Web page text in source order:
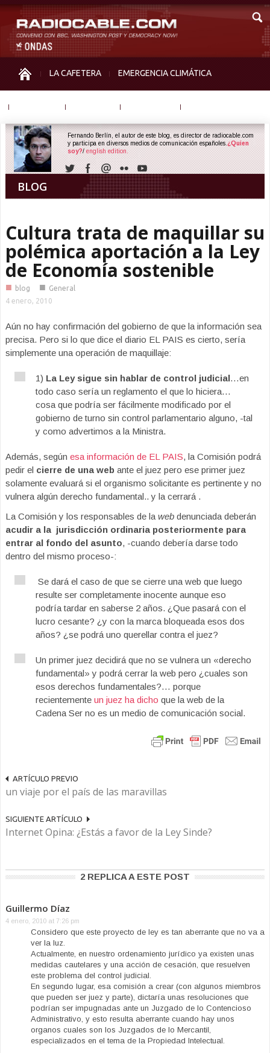
LA CAFETERA EMERGENCIA CLIMÁTICA
BLOG
Fernando Berlín, el autor de este blog, es director de radiocable.com
y participa en diversos medios de comunicación españoles. ¿Quien
soy?/ english edition.
Cultura trata de maquillar su
polémica aportación a la Ley
de Economía sostenible
■ blog ■ General
4 enero, 2010
Aún no hay confirmación del gobierno de que la información sea
precisa. Pero si lo que dice el diario EL PAIS es cierto, sería
simplemente una operación de maquillaje:
1) La Ley sigue sin hablar de control judicial…en
todo caso sería un reglamento el que lo hiciera…
cosa que podría ser fácilmente modificado por el
gobierno de turno sin control parlamentario alguno, -tal
y como advertimos a la Ministra.
Además, según esa información de EL PAIS, la Comisión podrá
pedir el cierre de una web ante el juez pero ese primer juez
solamente evaluará si el organismo solicitante es pertinente y no
vulnera algún derecho fundamental.. y la cerrará .
La Comisión y los responsables de la web denunciada deberán
acudir a la jurisdicción ordinaria posteriormente para
entrar al fondo del asunto, -cuando debería darse todo
dentro del mismo proceso-:
Se dará el caso de que se cierre una web que luego
resulte ser completamente inocente aunque eso
podría tardar en saberse 2 años. ¿Que pasará con el
lucro cesante? ¿y con la marca bloqueada esos dos
años? ¿se podrá uno querellar contra el juez?
Un primer juez decidirá que no se vulnera un «derecho
fundamental» y podrá cerrar la web pero ¿cuales son
esos derechos fundamentales?… porque
recientemente un juez ha dicho que la web de la
Cadena Ser no es un medio de comunicación social.
ARTÍCULO PREVIO
un viaje por el país de las maravillas
SIGUIENTE ARTÍCULO
Internet Opina: ¿Estás a favor de la Ley Sinde?
2 REPLICA A ESTE POST
Guillermo Díaz
4 enero, 2010 at 7:26 pm
Considero que este proyecto de ley es tan aberrante que no va a
ver la luz.
Actualmente, en nuestro ordenamiento jurídico ya existen unas
medidas cautelares y una acción de cesación, que resuelven
este problema del control judicial.
En segundo lugar, esa comisión a crear (con algunos miembros
que pueden ser juez y parte), dictaría unas resoluciones que
podrían ser impugnadas ante un Juzgado de lo Contencioso
Administrativo, y esto resulta aberrante cuando hay unos
organos cuales son los Juzgados de lo Mercantil,
especializados en el tema de la Propiedad Intelectual.